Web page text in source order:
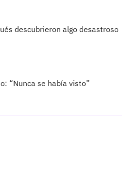
descubrieron algo desastroso
“Nunca se había visto”